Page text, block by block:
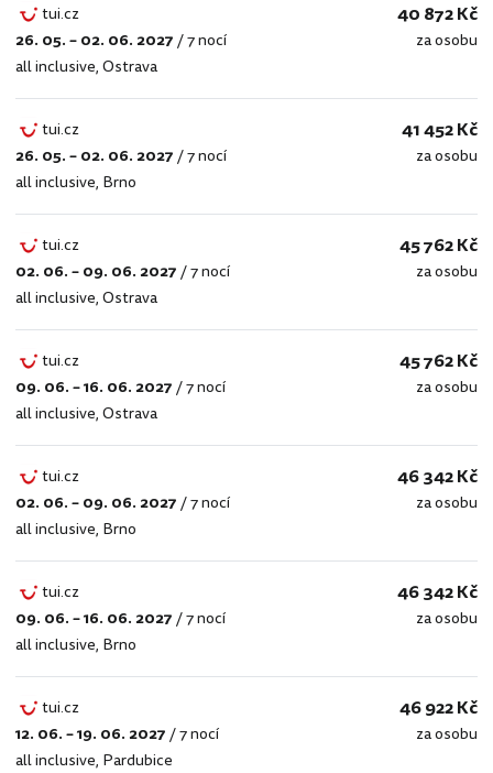
tui.cz
tui.cz
26. 05. – 02. 06. 2027/7 nocí
all inclusive,Ostrava
40 872 Kč
za osobu
tui.cz
tui.cz
26. 05. – 02. 06. 2027/7 nocí
all inclusive, Brno
41 452 Kč
za osobu
tui.cz
tui.cz
02. 06. – 09. 06. 2027/7 nocí
all inclusive,Ostrava
45 762 Kč
za osobu
tui.cz
tui.cz
09. 06. – 16. 06. 2027/7 nocí
all inclusive,Ostrava
45 762 Kč
za osobu
tui.cz
tui.cz
02. 06. – 09. 06. 2027/7 nocí
all inclusive, Brno
46 342 Kč
za osobu
tui.cz
tui.cz
09. 06. – 16. 06. 2027/7 nocí
all inclusive, Brno
46 342 Kč
za osobu
tui.cz
tui.cz
12. 06. – 19. 06. 2027/7 nocí
all inclusive, Pardubice
46 922 Kč
za osobu